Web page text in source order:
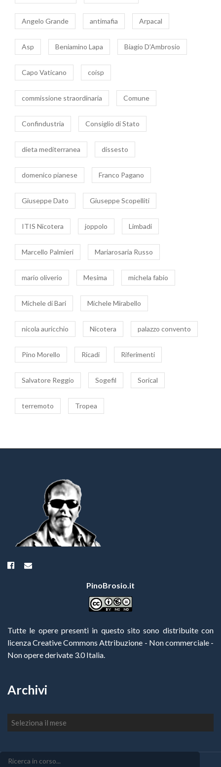
Angelo Grande antimafia Arpacal
Asp Beniamino Lapa Biagio D’Ambrosio
Capo Vaticano coisp
commissione straordinaria Comune
Confindustria Consiglio di Stato
dieta mediterranea dissesto
domenico pianese Franco Pagano
Giuseppe Dato Giuseppe Scopelliti
ITIS Nicotera joppolo Limbadi
Marcello Palmieri Mariarosaria Russo
mario oliverio Mesima michela fabio
Michele di Bari Michele Mirabello
nicola auricchio Nicotera palazzo convento
Pino Morello Ricadi Riferimenti
Salvatore Reggio Sogefil Sorical
terremoto Tropea
PinoBrosio.it
Tutte le opere presenti in questo sito sono distribuite con
licenza Creative Commons Attribuzione - Non commerciale -
Non opere derivate 3.0 Italia.
Archivi
Archivi